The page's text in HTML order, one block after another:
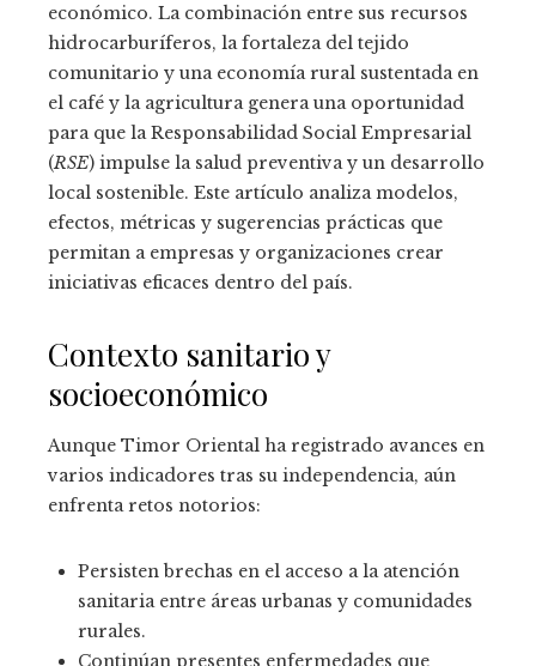
económico. La combinación entre sus recursos
hidrocarburíferos, la fortaleza del tejido
comunitario y una economía rural sustentada en
el café y la agricultura genera una oportunidad
para que la Responsabilidad Social Empresarial
(RSE) impulse la salud preventiva y un desarrollo
local sostenible. Este artículo analiza modelos,
efectos, métricas y sugerencias prácticas que
permitan a empresas y organizaciones crear
iniciativas eficaces dentro del país.
Contexto sanitario y
socioeconómico
Aunque Timor Oriental ha registrado avances en
varios indicadores tras su independencia, aún
enfrenta retos notorios:
Persisten brechas en el acceso a la atención
sanitaria entre áreas urbanas y comunidades
rurales.
Continúan presentes enfermedades que